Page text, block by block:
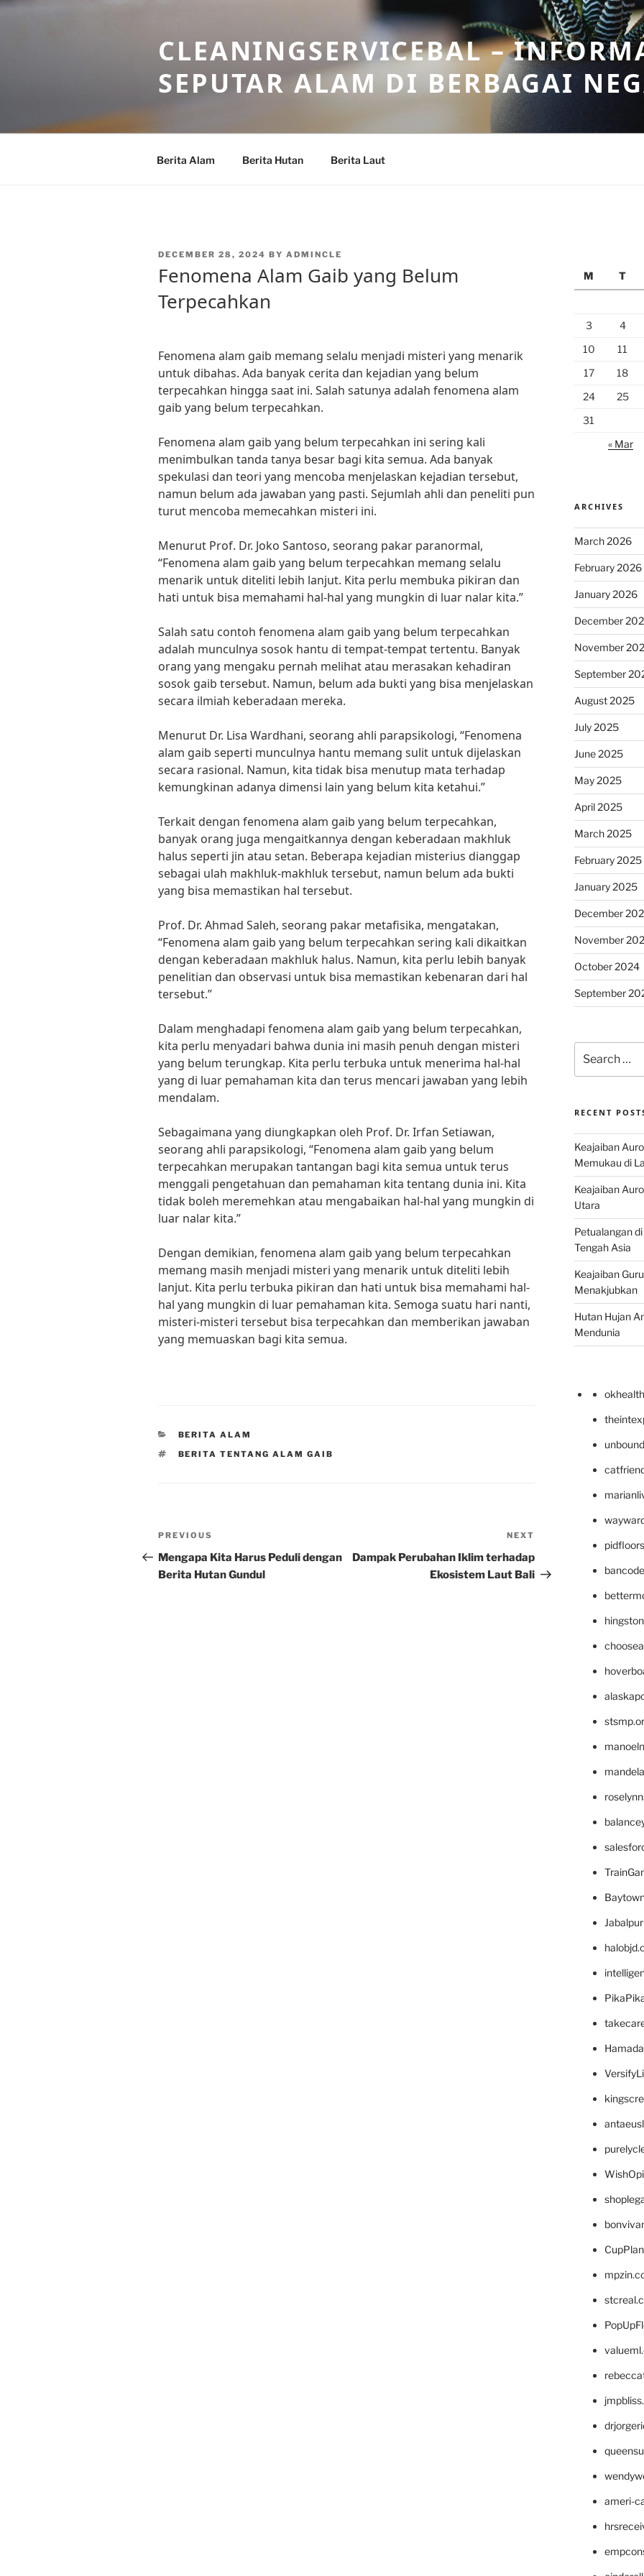
Skip
CLEANINGSERVICEBAL –
SEPUTAR ALAM DI BERBAGAI
Berita Alam Berita Hutan Berita Laut
POSTED
DECEMBER 28, 2024 BY ADMINCLE
Fenomena Alam Gaib yang Belum
Terpecahkan
Fenomena alam gaib memang selalu menjadi misteri yang menarik
untuk dibahas. Ada banyak cerita dan kejadian yang belum
terpecahkan hingga saat ini. Salah satunya adalah fenomena alam
gaib yang belum terpecahkan.
Fenomena alam gaib yang belum terpecahkan ini sering kali
menimbulkan tanda tanya besar bagi kita semua. Ada banyak
spekulasi dan teori yang mencoba menjelaskan kejadian tersebut,
namun belum ada jawaban yang pasti. Sejumlah ahli dan peneliti pun
turut mencoba memecahkan misteri ini.
Menurut Prof. Dr. Joko Santoso, seorang pakar paranormal,
“Fenomena alam gaib yang belum terpecahkan memang selalu
menarik untuk diteliti lebih lanjut. Kita perlu membuka pikiran dan
hati untuk bisa memahami hal-hal yang mungkin di luar nalar kita.”
Salah satu contoh fenomena alam gaib yang belum terpecahkan
adalah munculnya sosok hantu di tempat-tempat tertentu. Banyak
orang yang mengaku pernah melihat atau merasakan kehadiran
sosok gaib tersebut. Namun, belum ada bukti yang bisa menjelaskan
secara ilmiah keberadaan mereka.
Menurut Dr. Lisa Wardhani, seorang ahli parapsikologi, “Fenomena
alam gaib seperti munculnya hantu memang sulit untuk dijelaskan
secara rasional. Namun, kita tidak bisa menutup mata terhadap
kemungkinan adanya dimensi lain yang belum kita ketahui.”
Terkait dengan fenomena alam gaib yang belum terpecahkan,
banyak orang juga mengaitkannya dengan keberadaan makhluk
halus seperti jin atau setan. Beberapa kejadian misterius dianggap
sebagai ulah makhluk-makhluk tersebut, namun belum ada bukti
yang bisa memastikan hal tersebut.
Prof. Dr. Ahmad Saleh, seorang pakar metafisika, mengatakan,
“Fenomena alam gaib yang belum terpecahkan sering kali dikaitkan
dengan keberadaan makhluk halus. Namun, kita perlu lebih banyak
penelitian dan observasi untuk bisa memastikan kebenaran dari hal
tersebut.”
Dalam menghadapi fenomena alam gaib yang belum terpecahkan,
kita perlu menyadari bahwa dunia ini masih penuh dengan misteri
yang belum terungkap. Kita perlu terbuka untuk menerima hal-hal
yang di luar pemahaman kita dan terus mencari jawaban yang lebih
mendalam.
Sebagaimana yang diungkapkan oleh Prof. Dr. Irfan Setiawan,
seorang ahli parapsikologi, “Fenomena alam gaib yang belum
terpecahkan merupakan tantangan bagi kita semua untuk terus
menggali pengetahuan dan pemahaman kita tentang dunia ini. Kita
tidak boleh meremehkan atau mengabaikan hal-hal yang mungkin di
luar nalar kita.”
Dengan demikian, fenomena alam gaib yang belum terpecahkan
memang masih menjadi misteri yang menarik untuk diteliti lebih
lanjut. Kita perlu terbuka pikiran dan hati untuk bisa memahami hal-
hal yang mungkin di luar pemahaman kita. Semoga suatu hari nanti,
misteri-misteri tersebut bisa terpecahkan dan memberikan jawaban
yang memuaskan bagi kita semua.
CATEGORIES
BERITA ALAM
TAGS
BERITA TENTANG ALAM GAIB
Post
navigation
Previous
Post
PREVIOUS
Mengapa Kita Harus Peduli dengan
Berita Hutan Gundul
Post
NEXT
Dampak Perubahan Iklim terhadap
Ekosistem Laut Bali
M
T
3
4
10
11
17
18
24
25
31
« Mar
ARCHIVES
March 2026
February 2026
January 2026
December
November
September
August 2025
July 2025
June 2025
May 2025
April 2025
March 2025
February 2025
January 2025
December
November
October 2024
September
for:
RECENT
Keajaiban
Memukau di
Keajaiban
Utara
Petualangan
Tengah Asia
Keajaiban
Menakjubkan
Hutan Hujan
Mendunia
ameri-